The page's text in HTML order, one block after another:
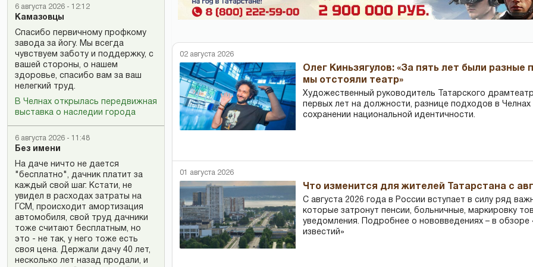
6 августа 2026 - 12:12
Камазовцы
Спасибо первичному профкому
завода за йогу. Мы всегда
чувствуем заботу и поддержку, с
вашей стороны, о нашем
здоровье, спасибо вам за ваш
нелегкий труд.
В Челнах открылась передвижная
выставка о наследии города
6 августа 2026 - 11:48
Без имени
На даче ничто не дается
"бесплатно", дачник платит за
каждый свой шаг. Кстати, не
увидел в расходах затраты на
ГСМ, происходит амортизация
автомобиля, свой труд дачники
тоже считают бесплатным, но
это - не так, у него тоже есть
своя цена. Держали дачу 40 лет,
несколько лет назад продали, и
02 августа 2026
Олег Киньзягулов: «За пять лет были разные
мы отстояли театр»
Художественный руководитель Татарского
первых лет на должности, разнице подходов в Челнах
сохранении национальной идентичности.
01 августа 2026
Что изменится для жителей Татарстана с
С августа 2026 года в России вступает в силу ряд
которые затронут пенсии, больничные, маркировку
уведомления. Подробнее о нововведениях – в обзоре
известий»